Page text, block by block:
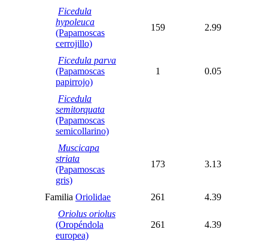
Ficedula
hypoleuca
(Papamoscas
cerrojillo)
159 2.99
Ficedula parva
(Papamoscas
papirrojo)
1 0.05
Ficedula
semitorquata
(Papamoscas
semicollarino)
Muscicapa
striata
(Papamoscas
gris)
173 3.13
Familia Oriolidae 261
4.39
Oriolus oriolus
(Oropéndola
europea)
261 4.39